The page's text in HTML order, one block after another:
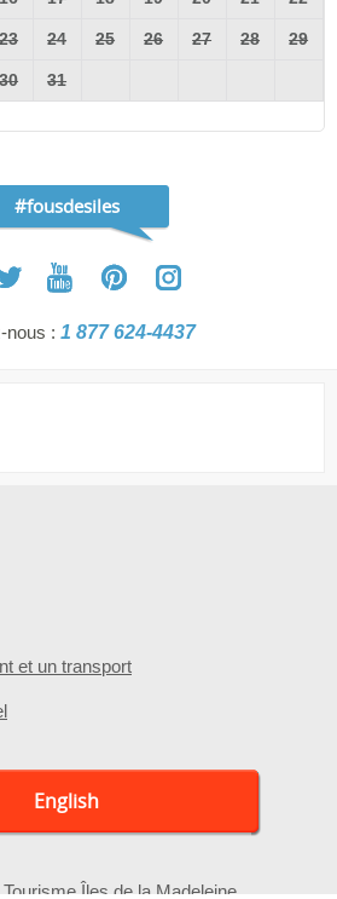
23 24 25 26 27 28 29
30 31
#fousdesiles
nous : 1 877 624-4437
et un transport
English
Îles de la Madeleine